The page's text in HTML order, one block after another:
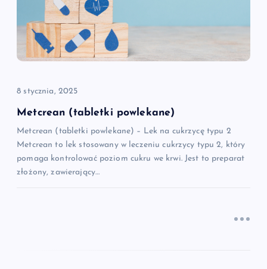
a
w
p
s
u
8 stycznia, 2025
Metcrean (tabletki powlekane)
Metcrean (tabletki powlekane) – Lek na cukrzycę typu 2
Metcrean to lek stosowany w leczeniu cukrzycy typu 2, który
pomaga kontrolować poziom cukru we krwi. Jest to preparat
złożony, zawierający…